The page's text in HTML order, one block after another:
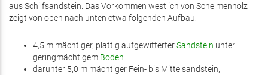
aus Schilfsandstein. Das Vorkommen westlich von Schelmenholz
zeigt von oben nach unten etwa folgenden Aufbau:
4,5 m mächtiger, plattig aufgewitterterSandstein unter
geringmächtigem Boden
darunter 5,0 m mächtiger Fein- bis Mittelsandstein,